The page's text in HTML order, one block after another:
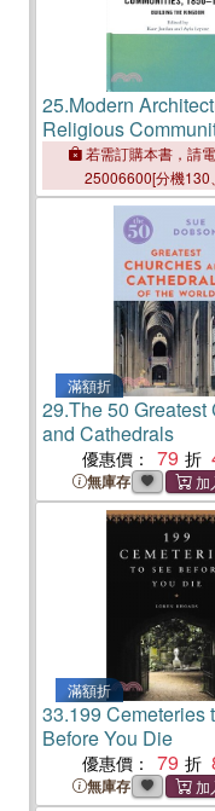
25.Modern
Religious
1970 ― Building
若需訂購本書，請
25006600[分機130
滿額折
29.The 50 Greatest
and Cathedrals
優惠價： 79
無庫存
滿額折
33.199 Cemeteries
Before You Die
優惠價： 79
無庫存